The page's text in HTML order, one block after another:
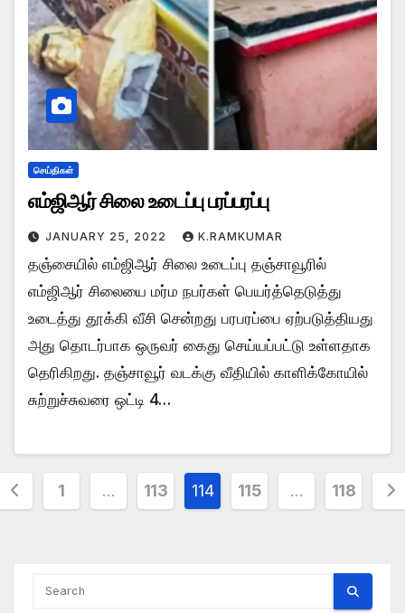
செய்திகள்
எம்ஜிஆர் சிலை உடைப்பு பரப்பரப்பு
JANUARY 25, 2022 K.RAMKUMAR
தஞ்சையில் எம்ஜிஆர் சிலை உடைப்பு தஞ்சாவூரில்
எம்ஜிஆர் சிலையை மர்ம நபர்கள் பெயர்த்தெடுத்து
உடைத்து தூக்கி வீசி சென்றது பரபரப்பை ஏற்படுத்தியது
அது தொடர்பாக ஒருவர் கைது செய்யப்பட்டு உள்ளதாக
தெரிகிறது. தஞ்சாவூர் வடக்கு வீதியில் காளிக்கோயில்
சுற்றுச்சுவரை ஒட்டி 4…
1 … 113 114 115 … 118